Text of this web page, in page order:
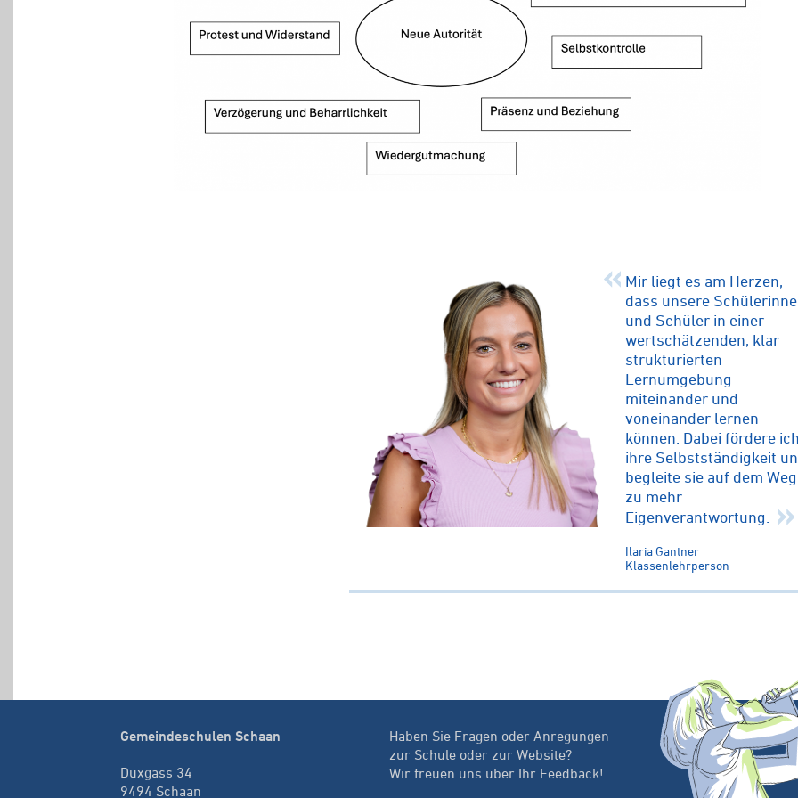
Mir liegt es am Herzen,
dass unsere
und Schüler in einer
wertschätzenden, klar
strukturierten
Lernumgebung
miteinander und
voneinander lernen
können. Dabei fördere
ihre Selbstständigkeit
begleite sie auf dem Weg
zu mehr
Eigenverantwortung.
Ilaria Gantner
Klassenlehrperson
Gemeindeschulen Schaan
Duxgass 34
9494 Schaan
Haben Sie Fragen oder Anregungen
zur Schule oder zur Website?
Wir freuen uns über Ihr Feedback!